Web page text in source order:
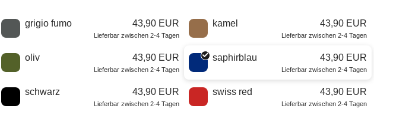
Wähle eine Farbe
grigio fumo 43,90 EUR
Lieferbar zwischen 2-4 Tagen
kamel 43,90 EUR
Lieferbar zwischen 2-4 Tagen
oliv 43,90 EUR
Lieferbar zwischen 2-4 Tagen
saphirblau 43,90 EUR
Lieferbar zwischen 2-4 Tagen
schwarz 43,90 EUR
Lieferbar zwischen 2-4 Tagen
swiss red 43,90 EUR
Lieferbar zwischen 2-4 Tagen